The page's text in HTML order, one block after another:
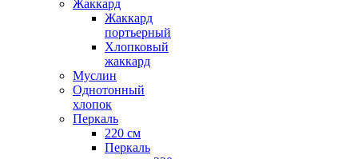
Жаккард
Жаккард
портьерный
Хлопковый
жаккард
Муслин
Однотонный
хлопок
Перкаль
220 см
Перкаль